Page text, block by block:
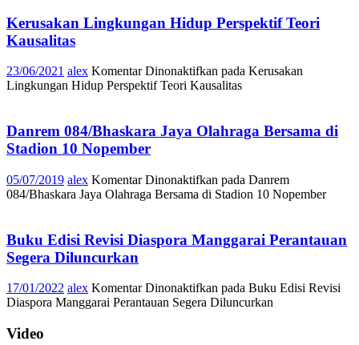
Kerusakan Lingkungan Hidup Perspektif Teori
Kausalitas
23/06/2021 alex Komentar Dinonaktifkan pada Kerusakan
Lingkungan Hidup Perspektif Teori Kausalitas
Danrem 084/Bhaskara Jaya Olahraga Bersama di
Stadion 10 Nopember
05/07/2019 alex Komentar Dinonaktifkan pada Danrem
084/Bhaskara Jaya Olahraga Bersama di Stadion 10 Nopember
Buku Edisi Revisi Diaspora Manggarai Perantauan
Segera Diluncurkan
17/01/2022 alex Komentar Dinonaktifkan pada Buku Edisi Revisi
Diaspora Manggarai Perantauan Segera Diluncurkan
Video